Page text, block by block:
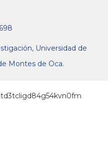
Universidad de
Montes de Oca.